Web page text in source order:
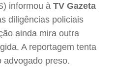
informou à TV Gazeta
diligências policiais
ainda mira outra
A reportagem tenta
advogado preso.